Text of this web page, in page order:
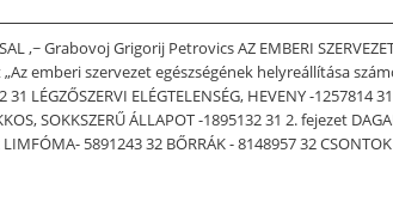
,~ Grabovoj Grigorij Petrovics AZ EMBERI
„Az emberi szervezet egészségének helyreállítása
LÉGZŐSZERVI ELÉGTELENSÉG, HEVENY -1257814
SOKKSZERŰ ÁLLAPOT -1895132 31 2. fejezet
LIMFÓMA- 5891243 32 BŐRRÁK - 8148957 32 CSONTOK